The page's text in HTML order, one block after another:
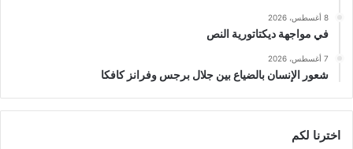
8 أغسطس، 2026
في مواجهة ديكتاتورية النص
7 أغسطس، 2026
شعور الإنسان بالضياع بين جلال برجس وفرانز كافكا
اخترنا لكم